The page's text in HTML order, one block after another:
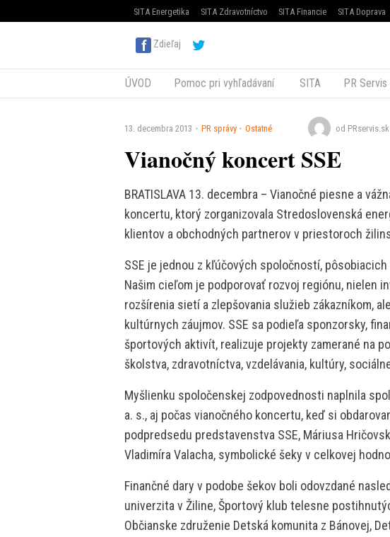
SITA Energetika SITA Zdravotníctvo SITA Financie SITA Doprava
Zdieľaj
ÚVOD Pomoc pri vyhľadávaní SITA PR Servis
13. decembra 2013 PR správy Ostatné od PRservis.sk
Vianočný koncert SSE
BRATISLAVA 13. decembra – Vianočné piesne a
koncertu, ktorý zorganizovala Stredoslovenská
klientov a obchodných partnerov v priestoroch
SSE je jednou z kľúčových spoločností,
Našim cieľom je podporovať rozvoj regiónu, nielen
rozšírenia sietí a zlepšovania služieb zákazníkom,
kultúrnych záujmov. SSE sa podieľa sponzorsky,
športových aktivít, realizuje projekty zamerané na
školstva, zdravotníctva, vzdelávania, kultúry,
Myšlienku spoločenskej zodpovednosti naplnila
a. s., aj počas vianočného koncertu, keď si
podpredsedu predstavenstva SSE, Máriusa
Vladimíra Valacha, symbolické šeky v celkovej
Finančné dary v podobe šekov boli odovzdané
univerzita v Žiline, Športový klub telesne
Občianske združenie Detská komunita z Bánovej,